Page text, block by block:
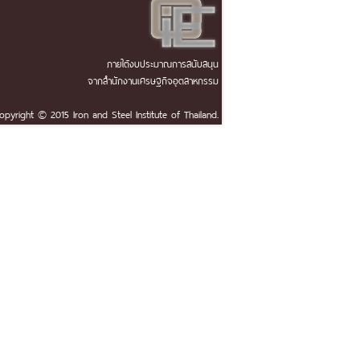
ภายใต้งบประมาณการสนับสนุน
จากสำนักงานเศรษฐกิจอุตสาหกรรม
© 2015 Iron and Steel Institute of Thailand.